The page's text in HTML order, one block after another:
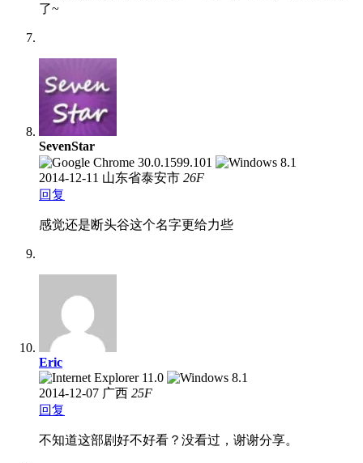
了~
SevenStar
2014-12-11 山东省泰安市 26F
回复
感觉还是断头谷这个名字更给力些
Eric
2014-12-07 广西 25F
回复
不知道这部剧好不好看？没看过，谢谢分享。